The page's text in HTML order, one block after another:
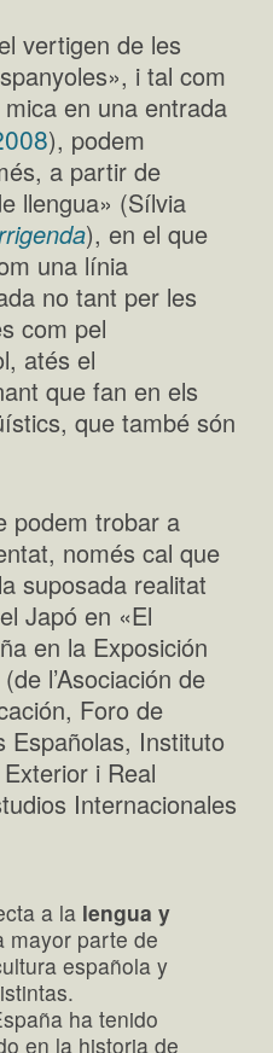
vertigen de les
i tal com
en una entrada
), podem
a partir de
llengua» (Sílvia
), en el que
una línia
no tant per les
com pel
atés el
que fan en els
que també són
podem trobar a
només cal que
suposada realitat
Japó en «El
en la Exposición
l’Asociación de
Foro de
Españolas, Instituto
i Real
Internacionales
a la lengua y
mayor parte de
española y
ha tenido
en la historia de